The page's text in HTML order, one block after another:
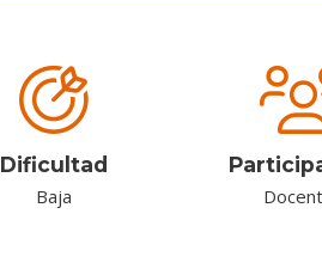
Dificultad
Baja